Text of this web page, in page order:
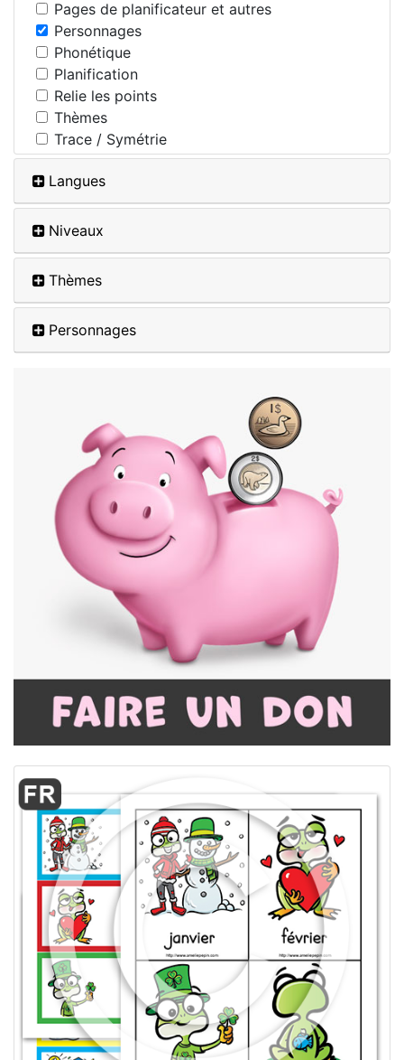
Pages de planificateur et autres
Personnages
Phonétique
Planification
Relie les points
Thèmes
Trace / Symétrie
Langues
Niveaux
Thèmes
Personnages